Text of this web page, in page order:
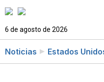
6 de agosto de 2026
Noticias Estados